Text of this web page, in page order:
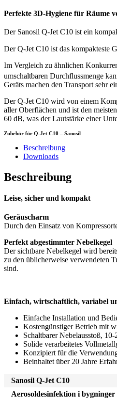
Perfekte 3D-Hygiene für Räume
Der Sanosil Q-Jet C10 ist ein
Der Q-Jet C10 ist das kompakteste
Im Vergleich zu ähnlichen
umschaltbaren Durchflussmenge
Geräts machen den Transport sehr
Der Q-Jet C10 wird von einem
aller Oberflächen und ist den
60 dB, was der Lautstärke einer
Zubehör für Q-Jet C10 – Sanosil
Beschreibung
Downloads
Beschreibung
Leise, sicher und kompakt
Geräuscharm
Durch den Einsatz von
Perfekt abgestimmter Nebelkegel
Der sichtbare Nebelkegel wird
zu den üblicherweise verwendeten
sind.
Einfach, wirtschaftlich, variabel
Einfache Installation und
Kostengünstiger Betrieb mit
Schaltbarer Nebelausstoß,
Solide verarbeitetes
Konzipiert für die
Beinhaltet über 20 Jahre
Sanosil Q-Jet C10
Aerosoldesinfektion i bygninger